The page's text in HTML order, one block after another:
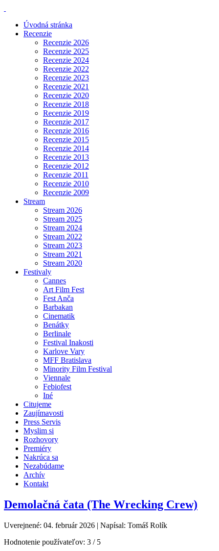
Úvodná stránka
Recenzie
Recenzie 2026
Recenzie 2025
Recenzie 2024
Recenzie 2022
Recenzie 2023
Recenzie 2021
Recenzie 2020
Recenzie 2018
Recenzie 2019
Recenzie 2017
Recenzie 2016
Recenzie 2015
Recenzie 2014
Recenzie 2013
Recenzie 2012
Recenzie 2011
Recenzie 2010
Recenzie 2009
Stream
Stream 2026
Stream 2025
Stream 2024
Stream 2022
Stream 2023
Stream 2021
Stream 2020
Festivaly
Cannes
Art Film Fest
Fest Anča
Barbakan
Cinematik
Benátky
Berlinale
Festival Inakosti
Karlove Vary
MFF Bratislava
Minority Film Festival
Viennale
Febiofest
Iné
Citujeme
Zaujímavosti
Press Servis
Myslim si
Rozhovory
Premiéry
Nakrúca sa
Nezabúdame
Archív
Kontakt
Demolačná čata (The Wrecking Crew)
Uverejnené: 04. február 2026 | Napísal: Tomáš Rolík
Hodnotenie používateľov: 3 / 5